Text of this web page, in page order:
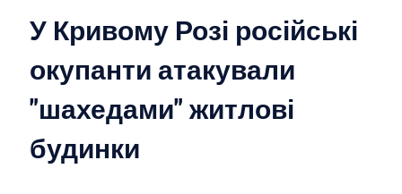
У Кривому Розі російські
окупанти атакували
"шахедами" житлові
будинки